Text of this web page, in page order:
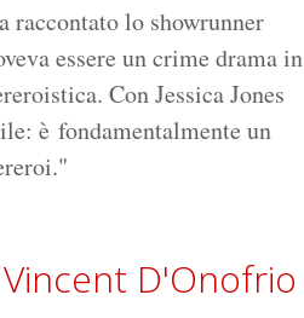
raccontato lo showrunner
essere un crime drama in
Con Jessica Jones
è fondamentalmente un
D'Onofrio